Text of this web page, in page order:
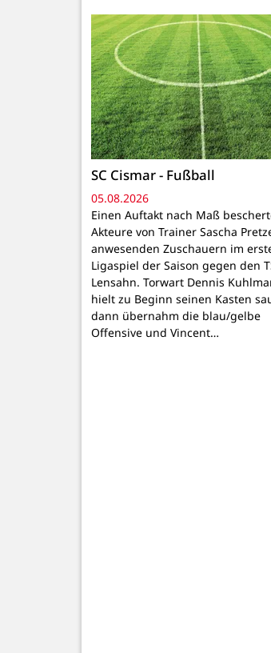
SC Cismar - Fußball
05.08.2026
Einen Auftakt nach Maß
Akteure von Trainer Sascha
anwesenden Zuschauern im
Ligaspiel der Saison gegen den
Lensahn. Torwart Dennis
hielt zu Beginn seinen Kasten
dann übernahm die blau/gelbe
Offensive und Vincent…